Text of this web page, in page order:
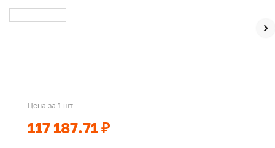
Цена за 1 шт
117 187.71 ₽